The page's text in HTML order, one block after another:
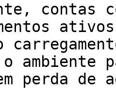
contas
o ambiente
perda de